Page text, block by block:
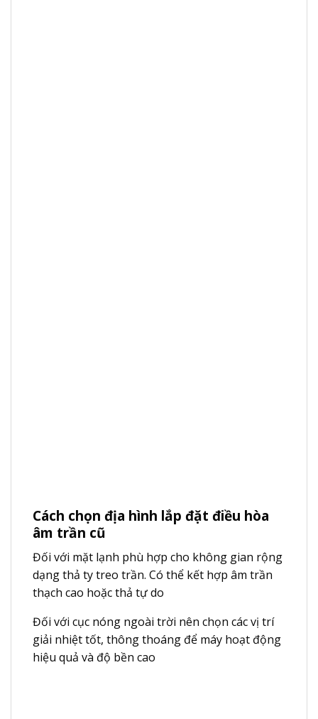
Cách chọn địa hình lắp đặt điều hòa
âm trần cũ
Đối với mặt lạnh phù hợp cho không gian rộng
dạng thả ty treo trần. Có thể kết hợp âm trần
thạch cao hoặc thả tự do
Đối với cục nóng ngoài trời nên chọn các vị trí
giải nhiệt tốt, thông thoáng để máy hoạt động
hiệu quả và độ bền cao